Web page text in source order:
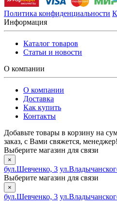
Политика конфиденциальности
Информация
Каталог товаров
Статьи и новости
О компании
О компании
Доставка
Как купить
Контакты
Добавьте товары в корзину на
заказ, с Вами свяжется, менеджер!
Выберите магазин для связи
×
бул.Шевченко, 3
Выберите магазин для связи
×
бул.Шевченко, 3